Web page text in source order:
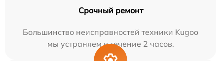
Срочный ремонт
Большинство неисправностей техники Kugoo
мы устраняем в течение 2 часов.